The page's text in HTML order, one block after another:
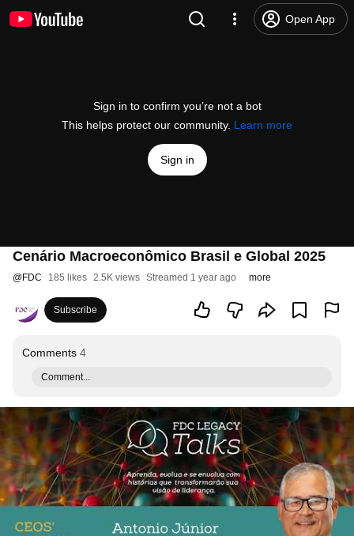
Open App
Sign in to confirm you’re not a bot
This helps protect our community. Learn more
Sign in
Cenário Macroeconômico Brasil e Global 2025
@FDC 185 likes 2.5K views Streamed 1 year ago more
Subscribe
Comments 4
Comment...